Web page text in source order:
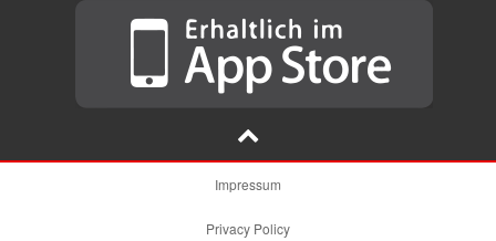
Impressum
Privacy Policy